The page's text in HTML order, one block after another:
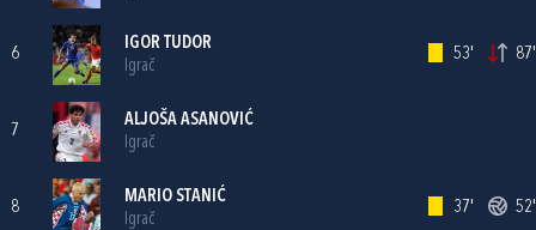
6
IGOR TUDOR
Igrač
53' 87'
7
ALJOŠA ASANOVIĆ
Igrač
8
MARIO STANIĆ
Igrač
37' 52'